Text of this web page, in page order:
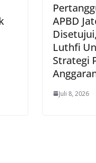
APBD
Luthfi
Strategi
Juli 8, 2026